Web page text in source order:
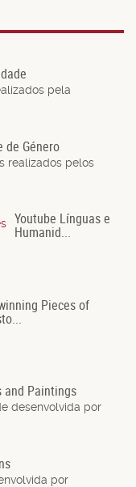
pela
de Género
realizados pelos
Youtube Línguas e
Humanid...
Pieces of
and Paintings
desenvolvida por
por